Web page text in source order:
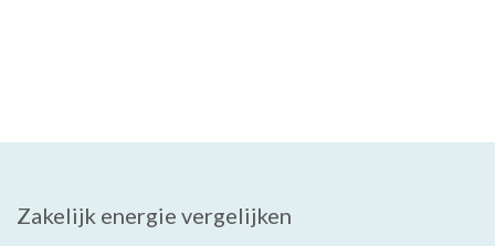
Zakelijk energie vergelijken